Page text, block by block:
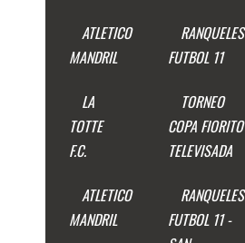
ATLETICO
MANDRIL
RANQUELES
FUTBOL 11
LA
TOTTE
F.C.
TORNEO
COPA FIORITO
TELEVISADA
ATLETICO
MANDRIL
RANQUELES
FUTBOL 11 -